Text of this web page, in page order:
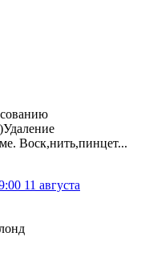
Воск,нить,пинцет...
11 августа